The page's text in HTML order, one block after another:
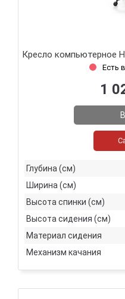
Кресло компьютерное
Есть
1
Глубина (см)
Ширина (см)
Высота спинки (см)
Высота сидения (см)
Материал сидения
Механизм качания